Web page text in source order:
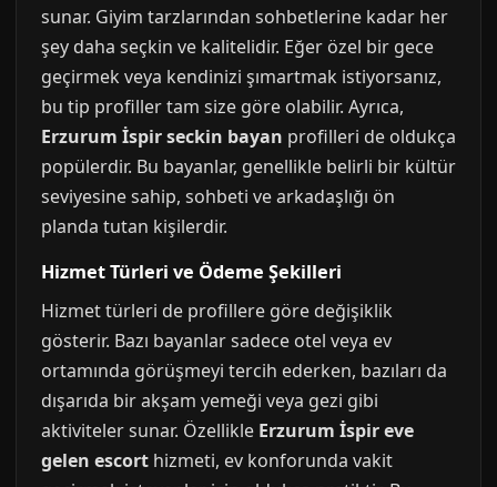
sunar. Giyim tarzlarından sohbetlerine kadar her
şey daha seçkin ve kalitelidir. Eğer özel bir gece
geçirmek veya kendinizi şımartmak istiyorsanız,
bu tip profiller tam size göre olabilir. Ayrıca,
Erzurum İspir seckin bayan profilleri de oldukça
popülerdir. Bu bayanlar, genellikle belirli bir kültür
seviyesine sahip, sohbeti ve arkadaşlığı ön
planda tutan kişilerdir.
Hizmet Türleri ve Ödeme Şekilleri
Hizmet türleri de profillere göre değişiklik
gösterir. Bazı bayanlar sadece otel veya ev
ortamında görüşmeyi tercih ederken, bazıları da
dışarıda bir akşam yemeği veya gezi gibi
aktiviteler sunar. Özellikle Erzurum İspir eve
gelen escort hizmeti, ev konforunda vakit